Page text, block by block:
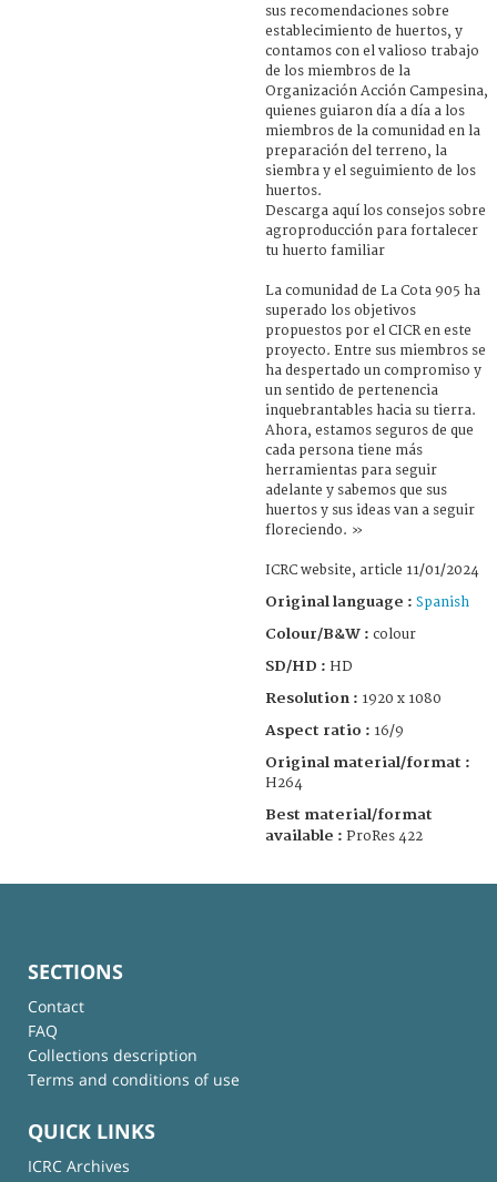
sus recomendaciones sobre
establecimiento de huertos, y
contamos con el valioso trabajo
de los miembros de la
Organización Acción Campesina,
quienes guiaron día a día a los
miembros de la comunidad en la
preparación del terreno, la
siembra y el seguimiento de los
huertos.
Descarga aquí los consejos sobre
agroproducción para fortalecer
tu huerto familiar
La comunidad de La Cota 905 ha
superado los objetivos
propuestos por el CICR en este
proyecto. Entre sus miembros se
ha despertado un compromiso y
un sentido de pertenencia
inquebrantables hacia su tierra.
Ahora, estamos seguros de que
cada persona tiene más
herramientas para seguir
adelante y sabemos que sus
huertos y sus ideas van a seguir
floreciendo. »
ICRC website, article 11/01/2024
Original language : Spanish
Colour/B&W : colour
SD/HD : HD
Resolution : 1920 x 1080
Aspect ratio : 16/9
Original material/format :
H264
Best material/format
available : ProRes 422
SECTIONS
Contact
FAQ
Collections description
Terms and conditions of use
QUICK LINKS
ICRC Archives